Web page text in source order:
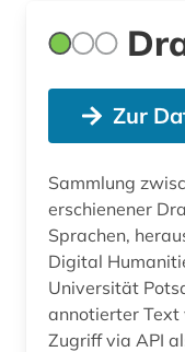
Zur
Sammlung
erschienener
Sprachen,
Digital
Universität
annotierter Text
Zugriff via API